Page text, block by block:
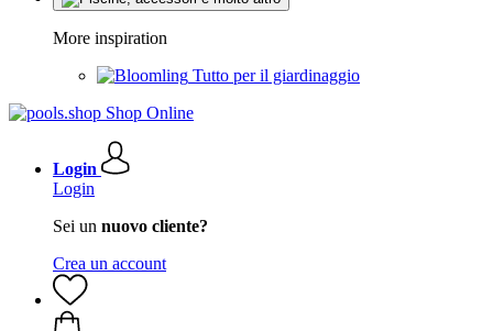
More inspiration
Tutto per il giardinaggio
Login
Login
Sei un nuovo cliente?
Crea un account